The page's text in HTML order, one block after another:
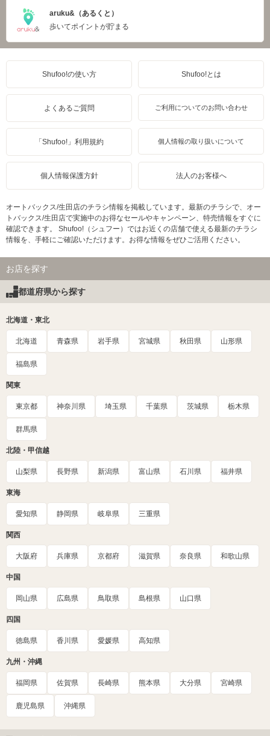
aruku&（あるくと）
歩いてポイントが貯まる
Shufoo!の使い方 Shufoo!とは
よくあるご質問 ご利用についてのお問い合わせ
「Shufoo!」利用規約 個人情報の取り扱いについて
個人情報保護方針 法人のお客様へ
オートバックス/生田店のチラシ情報を掲載しています。最新のチラシで、オー
トバックス/生田店で実施中のお得なセールやキャンペーン、特売情報をすぐに
確認できます。 Shufoo!（シュフー）ではお近くの店舗で使える最新のチラシ
情報を、手軽にご確認いただけます。お得な情報をぜひご活用ください。
お店を探す
都道府県から探す
北海道・東北
北海道 青森県 岩手県 宮城県 秋田県 山形県
福島県
関東
東京都 神奈川県 埼玉県 千葉県 茨城県 栃木県
群馬県
北陸・甲信越
山梨県 長野県 新潟県 富山県 石川県 福井県
東海
愛知県 静岡県 岐阜県 三重県
関西
大阪府 兵庫県 京都府 滋賀県 奈良県 和歌山県
中国
岡山県 広島県 鳥取県 島根県 山口県
四国
徳島県 香川県 愛媛県 高知県
九州・沖縄
福岡県 佐賀県 長崎県 熊本県 大分県 宮崎県
鹿児島県 沖縄県